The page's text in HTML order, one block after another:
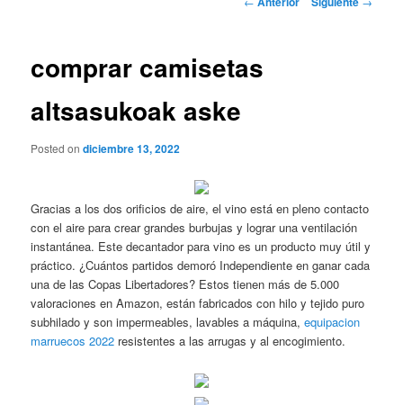
comprar camisetas
altsasukoak aske
Posted ondiciembre 13, 2022
Gracias a los dos orificios de aire, el vino está en pleno contacto
con el aire para crear grandes burbujas y lograr una ventilación
instantánea. Este decantador para vino es un producto muy útil y
práctico. ¿Cuántos partidos demoró Independiente en ganar cada
una de las Copas Libertadores? Estos tienen más de 5.000
valoraciones en Amazon, están fabricados con hilo y tejido puro
subhilado y son impermeables, lavables a máquina,equipacion
marruecos 2022 resistentes a las arrugas y al encogimiento.